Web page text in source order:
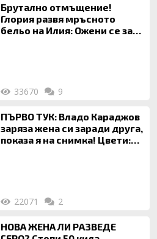
Брутално отмъщение!
Глория развя мръсното
бельо на Илия: Ожени се за
33670 9
ПЪРВО ТУК: Владо Караджов
заряза жена си заради друга,
показа я на снимка! Цвети:
22071 2
НОВА ЖЕНА ЛИ РАЗВЕДЕ